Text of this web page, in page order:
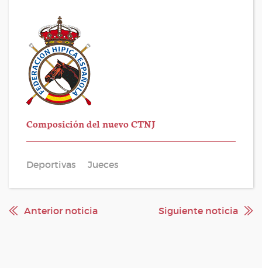
Composición del nuevo CTNJ
Deportivas Jueces
Anterior noticia Siguiente noticia